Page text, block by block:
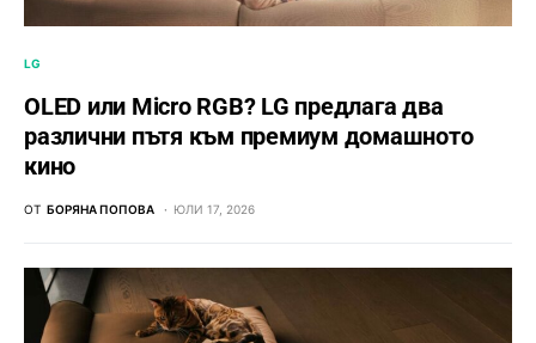
LG
OLED или Micro RGB? LG предлага два
различни пътя към премиум домашното
кино
ОТ БОРЯНА ПОПОВА ЮЛИ 17, 2026